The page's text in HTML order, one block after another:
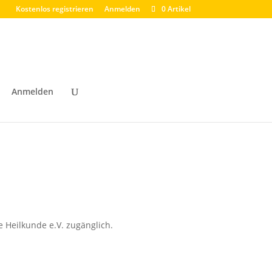
Kostenlos registrieren Anmelden 0 Artikel
Anmelden
e.V. zugänglich.